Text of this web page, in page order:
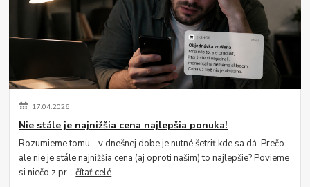
17.04.2026
Nie stále je najnižšia cena najlepšia ponuka!
Rozumieme tomu - v dnešnej dobe je nutné šetriť kde sa dá. Prečo
ale nie je stále najnižšia cena (aj oproti našim) to najlepšie? Povieme
si niečo z pr...čítať celé